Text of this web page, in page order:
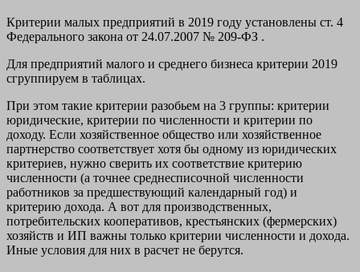
Критерии малых предприятий в 2019 году установлены ст. 4
Федерального закона от 24.07.2007 № 209-ФЗ .
Для предприятий малого и среднего бизнеса критерии 2019
сгруппируем в таблицах.
При этом такие критерии разобьем на 3 группы: критерии
юридические, критерии по численности и критерии по
доходу. Если хозяйственное общество или хозяйственное
партнерство соответствует хотя бы одному из юридических
критериев, нужно сверить их соответствие критерию
численности (а точнее среднесписочной численности
работников за предшествующий календарный год) и
критерию дохода. А вот для производственных,
потребительских кооперативов, крестьянских (фермерских)
хозяйств и ИП важны только критерии численности и дохода.
Иные условия для них в расчет не берутся.